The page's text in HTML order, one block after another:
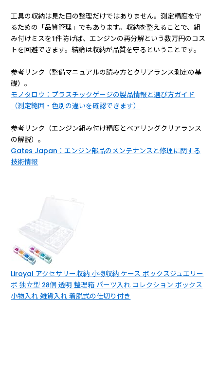
工具の収納は見た目の整理だけではありません。測定精度を守
るための「品質管理」でもあります。収納を整えることで、組
み付けミスを1件防げば、エンジンの再分解という数万円のコス
トを回避できます。結論は収納が品質を守るということです。
参考リンク（整備マニュアルの読み方とクリアランス測定の基
礎）。
モノタロウ：プラスチックゲージの製品情報と選び方ガイド
（測定範囲・色別の違いを確認できます）
参考リンク（エンジン組み付け精度とベアリングクリアランス
の解説）。
Gates Japan：エンジン部品のメンテナンスと修理に関する
技術情報
Liroyal アクセサリー収納 小物収納 ケース ボックスジュエリー
ボ 独立型 28個 透明 整理箱 パーツ入れ コレクション ボックス
小物入れ 雑貨入れ 着脱式の仕切り付き